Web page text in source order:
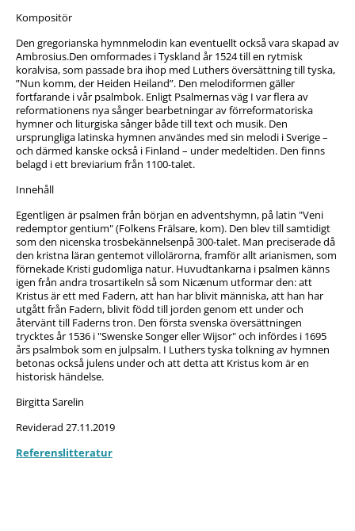
Kompositör
Den gregorianska hymnmelodin kan eventuellt också vara skapad av
Ambrosius.Den omformades i Tyskland år 1524 till en rytmisk
koralvisa, som passade bra ihop med Luthers översättning till tyska,
”Nun komm, der Heiden Heiland”. Den melodiformen gäller
fortfarande i vår psalmbok. Enligt Psalmernas väg I var flera av
reformationens nya sånger bearbetningar av förreformatoriska
hymner och liturgiska sånger både till text och musik. Den
ursprungliga latinska hymnen användes med sin melodi i Sverige –
och därmed kanske också i Finland – under medeltiden. Den finns
belagd i ett breviarium från 1100-talet.
Innehåll
Egentligen är psalmen från början en adventshymn, på latin "Veni
redemptor gentium" (Folkens Frälsare, kom). Den blev till samtidigt
som den nicenska trosbekännelsenpå 300-talet. Man preciserade då
den kristna läran gentemot villolärorna, framför allt arianismen, som
förnekade Kristi gudomliga natur. Huvudtankarna i psalmen känns
igen från andra trosartikeln så som Nicænum utformar den: att
Kristus är ett med Fadern, att han har blivit människa, att han har
utgått från Fadern, blivit född till jorden genom ett under och
återvänt till Faderns tron. Den första svenska översättningen
trycktes år 1536 i "Swenske Songer eller Wijsor" och infördes i 1695
års psalmbok som en julpsalm. I Luthers tyska tolkning av hymnen
betonas också julens under och att detta att Kristus kom är en
historisk händelse.
Birgitta Sarelin
Reviderad 27.11.2019
Referenslitteratur